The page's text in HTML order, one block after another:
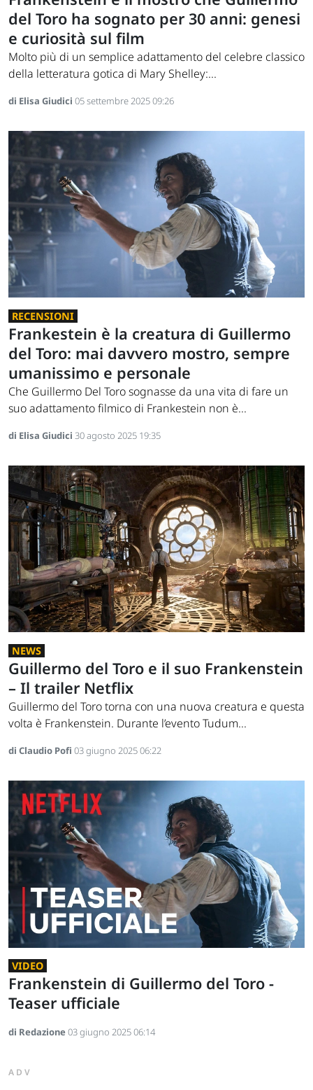
del Toro ha sognato per 30 anni: genesi
e curiosità sul film
Molto più di un semplice adattamento del celebre classico
della letteratura gotica di Mary Shelley:...
di Elisa Giudici 05 settembre 2025 09:26
RECENSIONI
Frankestein è la creatura di Guillermo
del Toro: mai davvero mostro, sempre
umanissimo e personale
Che Guillermo Del Toro sognasse da una vita di fare un
suo adattamento filmico di Frankestein non è...
di Elisa Giudici 30 agosto 2025 19:35
NEWS
Guillermo del Toro e il suo Frankenstein
– Il trailer Netflix
Guillermo del Toro torna con una nuova creatura e questa
volta è Frankenstein. Durante l’evento Tudum...
di Claudio Pofi 03 giugno 2025 06:22
VIDEO
Frankenstein di Guillermo del Toro -
Teaser ufficiale
di Redazione03 giugno 2025 06:14
ADV